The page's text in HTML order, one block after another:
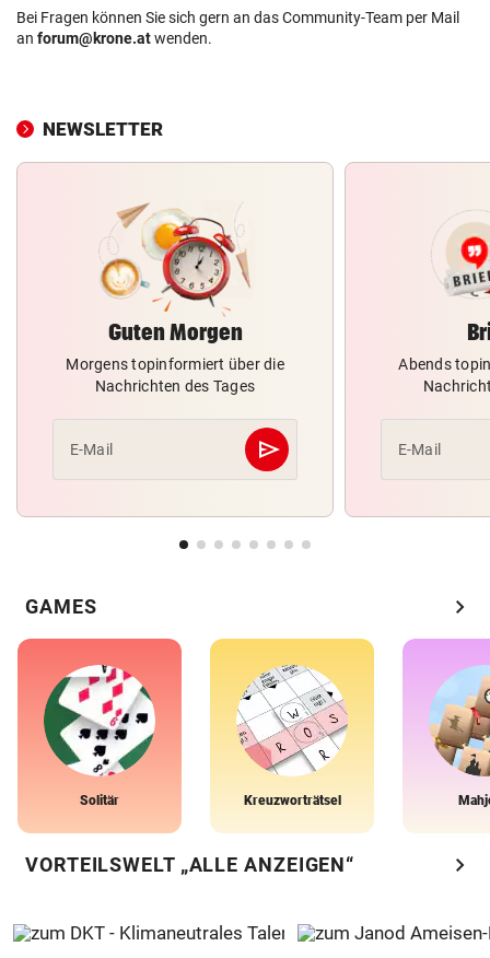
Bei Fragen können Sie sich gern an das Community-Team per Mail
an forum@krone.atwenden.
NEWSLETTER
Guten Morgen
Morgens topinformiert über die
Nachrichten des Tages
E-Mail send
Abschicken
Abends
E-Mail
GAMES chevron_right
Solitär Kreuzworträtsel
VORTEILSWELT „ALLE ANZEIGEN“ chevron_right